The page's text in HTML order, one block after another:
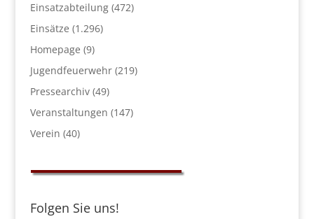
Einsatzabteilung(472)
Einsätze (1.296)
Homepage (9)
Jugendfeuerwehr(219)
Pressearchiv(49)
Veranstaltungen (147)
Verein (40)
Folgen Sie uns!